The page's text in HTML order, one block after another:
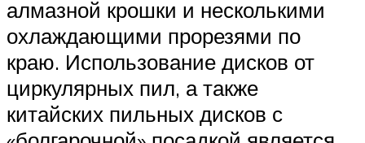
алмазной крошки и несколькими
охлаждающими прорезями по
краю. Использование дисков от
циркулярных пил, а также
китайских пильных дисков с